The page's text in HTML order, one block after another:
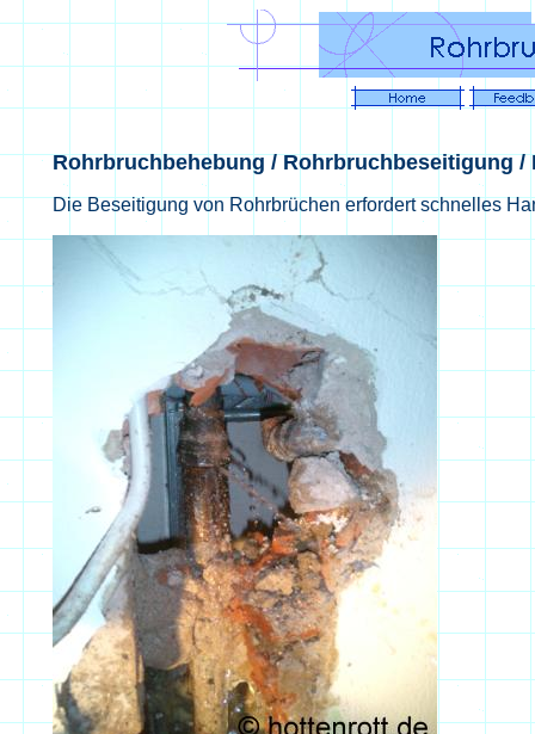
Rohrbruchbehebung / Rohrbruchbeseitigung /
Die Beseitigung von Rohrbrüchen erfordert schnelles